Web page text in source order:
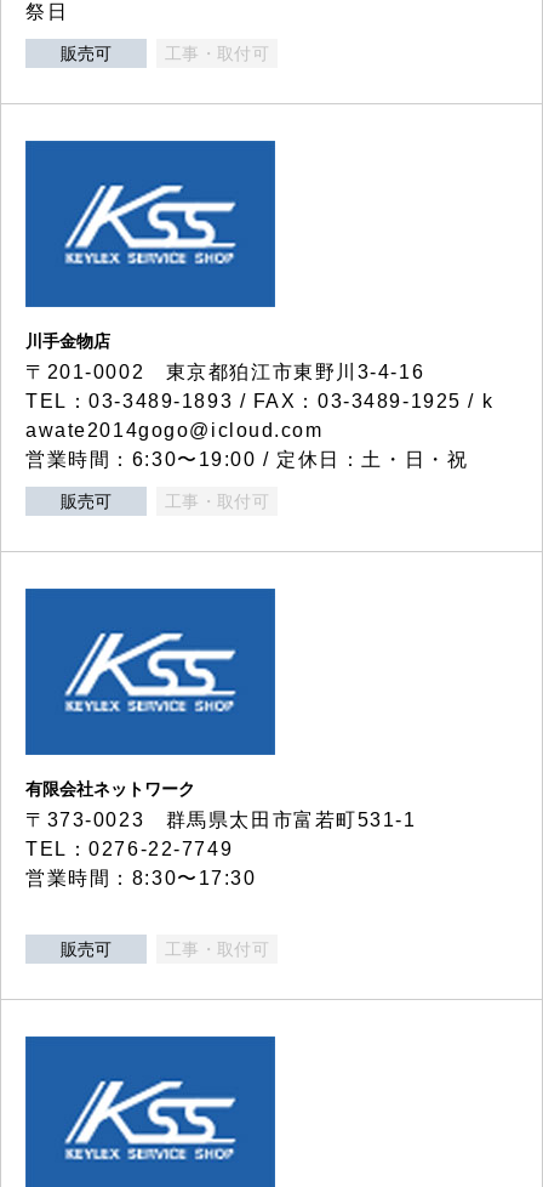
祭日
販売可 工事・取付可
川手金物店
〒201-0002 東京都狛江市東野川3-4-16
TEL：03-3489-1893 / FAX：03-3489-1925 / k
awate2014gogo@icloud.com
営業時間：6:30〜19:00 / 定休日：土・日・祝
販売可 工事・取付可
有限会社ネットワーク
〒373-0023 群馬県太田市富若町531-1
TEL：0276-22-7749
営業時間：8:30〜17:30
販売可 工事・取付可